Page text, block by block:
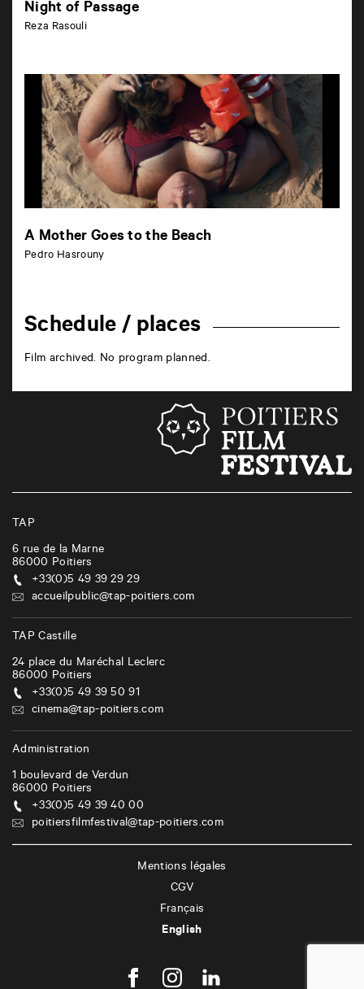
Night of Passage
Reza Rasouli
A Mother Goes to the Beach
Pedro Hasrouny
Schedule / places
Film archived. No program planned.
TAP
6 rue de la Marne
86000 Poitiers
+33(0)5 49 39 29 29
accueilpublic@tap-poitiers.com
TAP Castille
24 place du Maréchal Leclerc
86000 Poitiers
+33(0)5 49 39 50 91
cinema@tap-poitiers.com
Administration
1 boulevard de Verdun
86000 Poitiers
+33(0)5 49 39 40 00
poitiersfilmfestival@tap-poitiers.com
Mentions légales
CGV
Français
English